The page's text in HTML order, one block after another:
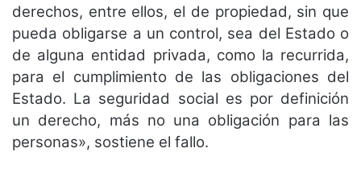
derechos, entre ellos, el de propiedad, sin que
pueda obligarse a un control, sea del Estado o
de alguna entidad privada, como la recurrida,
para el cumplimiento de las obligaciones del
Estado. La seguridad social es por definición
un derecho, más no una obligación para las
personas», sostiene el fallo.